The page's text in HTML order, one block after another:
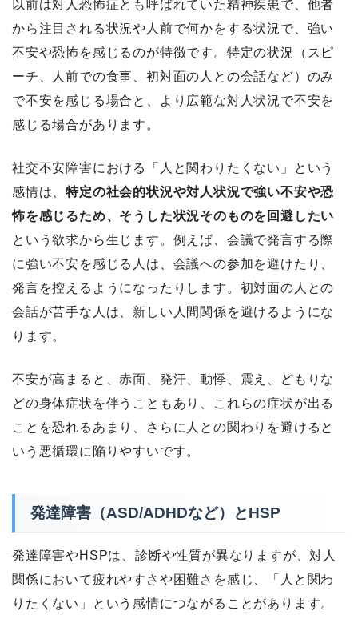
以前は対人恐怖症とも呼ばれていた精神疾患で、他者
から注目される状況や人前で何かをする状況で、強い
不安や恐怖を感じるのが特徴です。特定の状況（スピ
ーチ、人前での食事、初対面の人との会話など）のみ
で不安を感じる場合と、より広範な対人状況で不安を
感じる場合があります。
社交不安障害における「人と関わりたくない」という
感情は、特定の社会的状況や対人状況で強い不安や恐
怖を感じるため、そうした状況そのものを回避したい
という欲求から生じます。例えば、会議で発言する際
に強い不安を感じる人は、会議への参加を避けたり、
発言を控えるようになったりします。初対面の人との
会話が苦手な人は、新しい人間関係を避けるようにな
ります。
不安が高まると、赤面、発汗、動悸、震え、どもりな
どの身体症状を伴うこともあり、これらの症状が出る
ことを恐れるあまり、さらに人との関わりを避けると
いう悪循環に陥りやすいです。
発達障害（ASD/ADHDなど）とHSP
発達障害やHSPは、診断や性質が異なりますが、対人
関係において疲れやすさや困難さを感じ、「人と関わ
りたくない」という感情につながることがあります。